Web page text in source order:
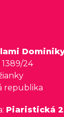
24
republika
Piaristická